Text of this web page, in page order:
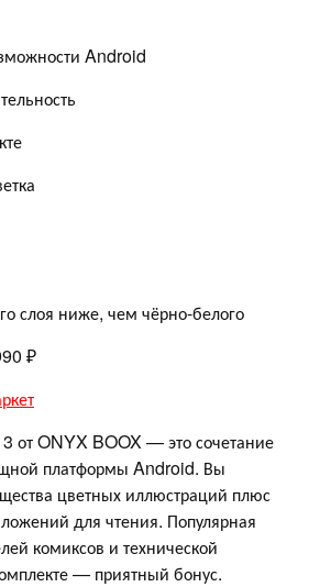
Android
слоя ниже, чем чёрно-белого
₽
от ONYX BOOX — это сочетание
платформы Android. Вы
цветных иллюстраций плюс
для чтения. Популярная
комиксов и технической
— приятный бонус.